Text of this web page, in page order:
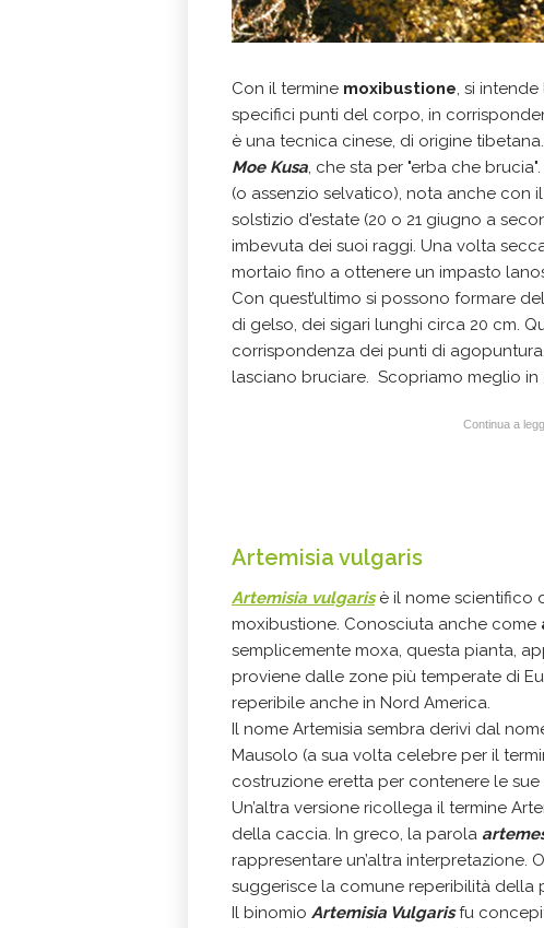
Con il termine moxibustione, si
specifici punti del corpo, in
è una tecnica cinese, di origine
Moe Kusa, che sta per "erba che
(o assenzio selvatico), nota anche con
solstizio d'estate (20 o 21 giugno a
imbevuta dei suoi raggi. Una volta
mortaio fino a ottenere un impasto
Con quest’ultimo si possono formare
di gelso, dei sigari lunghi circa 20 cm.
corrispondenza dei punti di
lasciano bruciare. Scopriamo meglio
Continua a
Artemisia vulgaris
Artemisia vulgarisè il nome scientifico
moxibustione. Conosciuta anche come
semplicemente moxa, questa pianta,
proviene dalle zone più temperate di
reperibile anche in Nord America.
Il nome Artemisia sembra derivi dal
Mausolo (a sua volta celebre per il
costruzione eretta per contenere le
Un’altra versione ricollega il termine
della caccia. In greco, la parola
rappresentare un’altra interpretazione.
suggerisce la comune reperibilità della
Il binomio Artemisia Vulgarisfu